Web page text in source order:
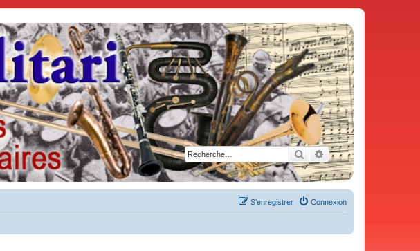
Rechercher
Recherche avancée
Connexion
S’enregistrer